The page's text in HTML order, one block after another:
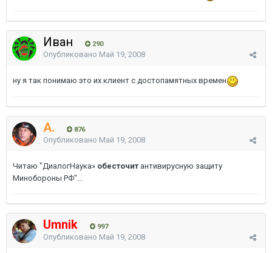
Иван 290
Опубликовано Май 19, 2008
ну я так понимаю это их клиент с достопамятных времен
A. 876
Опубликовано Май 19, 2008
Читаю "ДиалогНаука» обесточит антивирусную защиту
Минобороны РФ"...
Umnik 997
Опубликовано Май 19, 2008